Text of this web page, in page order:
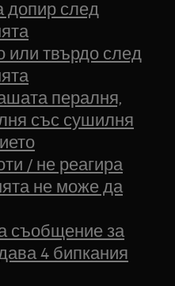
допир след
или твърдо след
пералня,
със сушилня
/ не реагира
не може да
съобщение за
4 бипкания